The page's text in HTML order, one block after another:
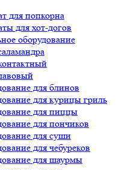
для попкорна
для хот-догов
оборудование
для блинов
для курицы гриль
для пиццы
для пончиков
для суши
для чебуреков
для шаурмы